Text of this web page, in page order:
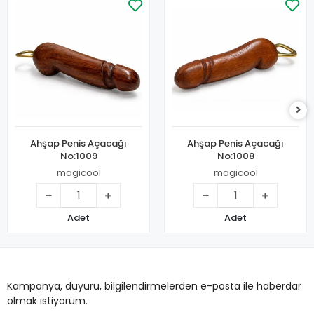
Ahşap Penis Açacağı
No:1009
magicool
Adet
Ahşap Penis Açacağı
No:1008
magicool
Adet
Kampanya, duyuru, bilgilendirmelerden e-posta ile haberdar
olmak istiyorum.